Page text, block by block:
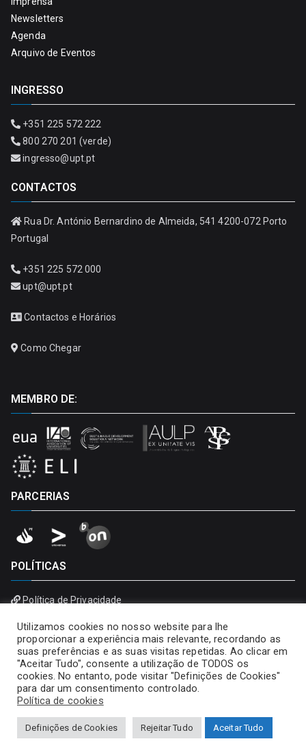
Newsletters
Agenda
Arquivo de Eventos
INGRESSO
+351 225 572 222
800 270 201 (verde)
ingresso@upt.pt
CONTACTOS
Rua Dr. António Bernardino de Almeida, 541 4200-072 Porto
Portugal
+351 225 572 000
upt@upt.pt
Contactos e Horários
Como Chegar
MEMBRO DE:
PARCERIAS
POLÍTICAS
Política de Privacidade
Utilizamos cookies no nosso website para lhe
proporcionar a experiência mais relevante, recordando as
suas preferências e as suas visitas repetidas. Ao clicar em
"Aceitar Tudo", consente a utilização de TODOS os
cookies. No entanto, pode visitar "Definições de Cookies"
para dar um consentimento controlado.
Política de cookies
Definições de Cookies Rejeitar Tudo Aceitar Tudo